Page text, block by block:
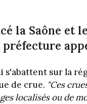
la Saône et
préfecture
s'abattent sur la
de crue. "Ces
localisés ou de